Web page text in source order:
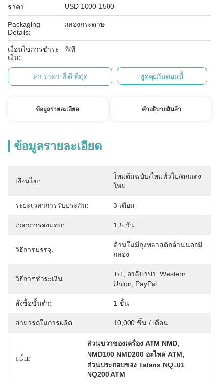
ราคา: USD 1000-1500
Packaging
Details:
กล่องกระดาษ
เงื่อนไขการชำระ
เงิน:
ที/ที
หา ราคา ที่ ดี ที่สุด พูดคุยกันตอนนี้
ข้อมูลรายละเอียด คําอธิบายสินค้า
ข้อมูลรายละเอียด
เงื่อนไข:
ใหม่ต้นฉบับ/ใหม่ทั่วไป/ตกแต่ง
ใหม่
ระยะเวลาการรับประกัน: 3 เดือน
เวลาการส่งมอบ: 1-5 วัน
วิธีการบรรจุ:
ด้านในมีถุงพลาสติกด้านนอกมี
กล่อง
วิธีการชำระเงิน:
T/T, อาลีบาบา, Western
Union, PayPal
สั่งซื้อขั้นต่ำ: 1 ชิ้น
สามารถในการผลิต: 10,000 ชิ้น / เดือน
เน้น:
ส่วนขวาของเครื่อง ATM NMD,
NMD100 NMD200 อะไหล่ ATM,
ส่วนประกอบของ Talaris NQ101
NQ200 ATM